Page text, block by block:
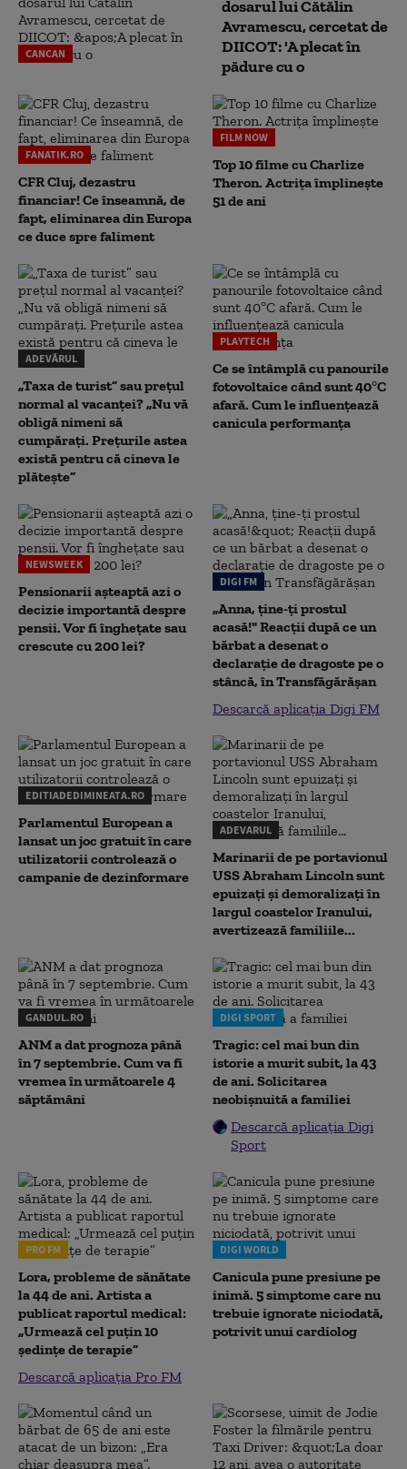
CANCAN
dosarul lui Cătălin
Avramescu, cercetat de
DIICOT: 'A plecat în
pădure cu o
FANATIK.RO
CFR Cluj, dezastru
financiar! Ce înseamnă, de
fapt, eliminarea din Europa
ce duce spre faliment
FILM NOW
Top 10 filme cu Charlize
Theron. Actrița împlinește
51 de ani
ADEVĂRUL
„Taxa de turist” sau prețul
normal al vacanței? „Nu vă
obligă nimeni să
cumpărați. Prețurile astea
există pentru că cineva le
plătește”
PLAYTECH
Ce se întâmplă cu panourile
fotovoltaice când sunt 40°C
afară. Cum le influențează
canicula performanța
NEWSWEEK
Pensionarii așteaptă azi o
decizie importantă despre
pensii. Vor fi înghețate sau
crescute cu 200 lei?
DIGI FM
„Anna, ţine-ţi prostul
acasă!" Reacţii după ce un
bărbat a desenat o
declaraţie de dragoste pe o
stâncă, în Transfăgărăşan
Descarcă aplicația Digi FM
EDITIADEDIMINEATA.RO
Parlamentul European a
lansat un joc gratuit în care
utilizatorii controlează o
campanie de dezinformare
ADEVARUL
Marinarii de pe portavionul
USS Abraham Lincoln sunt
epuizați și demoralizați în
largul coastelor Iranului,
avertizează familiile...
GANDUL.RO
ANM a dat prognoza până
în 7 septembrie. Cum va fi
vremea în următoarele 4
săptămâni
DIGI SPORT
Tragic: cel mai bun din
istorie a murit subit, la 43
de ani. Solicitarea
neobișnuită a familiei
Descarcă aplicația Digi
Sport
PRO FM
Lora, probleme de sănătate
la 44 de ani. Artista a
publicat raportul medical:
„Urmează cel puțin 10
ședințe de terapie”
Descarcă aplicația Pro FM
DIGI WORLD
Canicula pune presiune pe
inimă. 5 simptome care nu
trebuie ignorate niciodată,
potrivit unui cardiolog